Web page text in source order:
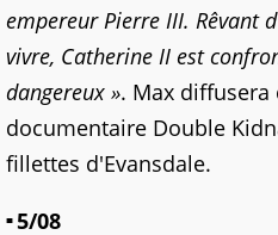
empereur Pierre III. Rêvant
vivre, Catherine II est
dangereux ». Max
documentaire Double
fillettes d'Evansdale.
5/08